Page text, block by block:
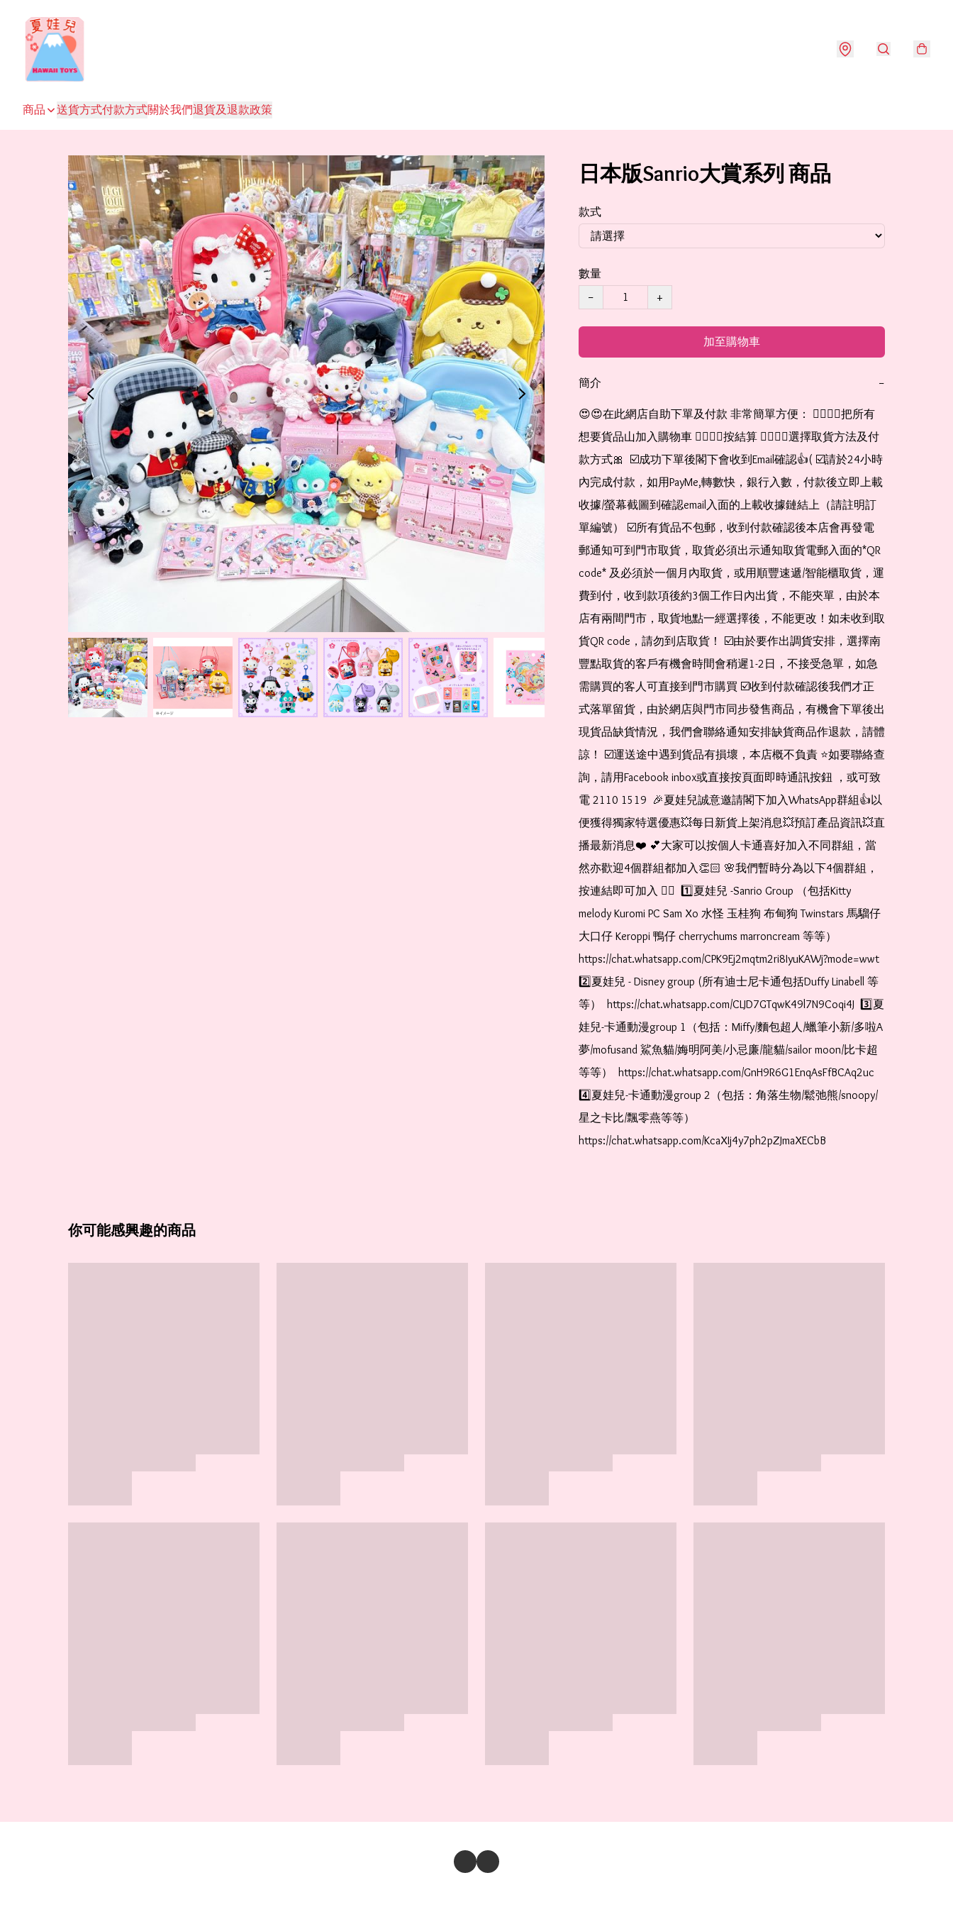
商品 送貨方式付款方式關於我們退貨及退款政策
日本版Sanrio大賞系列 商品
款式
數量
−
+
加至購物車
簡介 −
😍😍在此網店自助下單及付款 非常簡單方便： 👉🏻👉🏻把所有
想要貨品山加入購物車 👉🏻👉🏻按結算 👉🏻👉🏻選擇取貨方法及付
款方式🎀  ☑️成功下單後閣下會收到Email確認👍( ☑️請於24小時
內完成付款，如用PayMe,轉數快，銀行入數，付款後立即上載
收據/螢幕截圖到確認email入面的上載收據鏈結上（請註明訂
單編號） ☑️所有貨品不包郵，收到付款確認後本店會再發電
郵通知可到門市取貨，取貨必須出示通知取貨電郵入面的*QR
code* 及必須於一個月內取貨，或用順豐速遞/智能櫃取貨，運
費到付，收到款項後約3個工作日內出貨，不能夾單，由於本
店有兩間門市，取貨地點一經選擇後，不能更改！如未收到取
貨QR code，請勿到店取貨！ ☑️由於要作出調貨安排，選擇南
豐點取貨的客戶有機會時間會稍遲1-2日，不接受急單，如急
需購買的客人可直接到門市購買 ☑️收到付款確認後我們才正
式落單留貨，由於網店與門市同步發售商品，有機會下單後出
現貨品缺貨情況，我們會聯絡通知安排缺貨商品作退款，請體
諒！ ☑️運送途中遇到貨品有損壞，本店概不負責 ⭐️如要聯絡查
詢，請用Facebook inbox或直接按頁面即時通訊按鈕 ，或可致
電 2110 1519  🎉夏娃兒誠意邀請閣下加入WhatsApp群組👍以
便獲得獨家特選優惠💥每日新貨上架消息💥預訂產品資訊💥直
播最新消息❤️ 💕大家可以按個人卡通喜好加入不同群組，當
然亦歡迎4個群組都加入👏🏻 🌸我們暫時分為以下4個群組，
按連結即可加入 👇🏻  1️⃣夏娃兒 -Sanrio Group （包括Kitty
melody Kuromi PC Sam Xo 水怪 玉桂狗 布甸狗 Twinstars 馬騮仔
大口仔 Keroppi 鴨仔 cherrychums marroncream 等等）
https://chat.whatsapp.com/CPK9Ej2mqtm2ri8IyuKAWj?mode=wwt
2️⃣夏娃兒 - Disney group (所有迪士尼卡通包括Duffy Linabell 等
等）  https://chat.whatsapp.com/CLJD7GTqwK49l7N9Coqi4J  3️⃣夏
娃兒-卡通動漫group 1（包括：Miffy/麵包超人/蠟筆小新/多啦A
夢/mofusand 鯊魚貓/娒明阿美/小忌廉/龍貓/sailor moon/比卡超
等等）  https://chat.whatsapp.com/GnH9R6G1EnqAsFfBCAq2uc
4️⃣夏娃兒-卡通動漫group 2（包括：角落生物/鬆弛熊/snoopy/
星之卡比/飄零燕等等）
https://chat.whatsapp.com/KcaXIj4y7ph2pZJmaXECbB
你可能感興趣的商品